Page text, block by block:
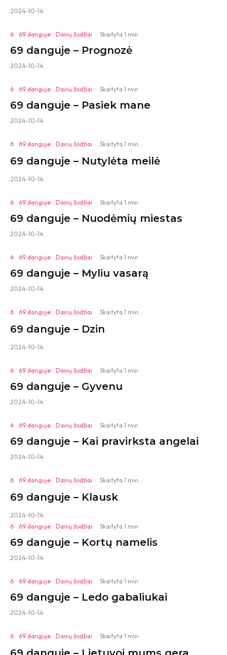
2024-10-14
6 69 danguje Dainų žodžiai · Skaityta 1 min
69 danguje – Prognozė
2024-10-14
6 69 danguje Dainų žodžiai · Skaityta 1 min
69 danguje – Pasiek mane
2024-10-14
6 69 danguje Dainų žodžiai · Skaityta 1 min
69 danguje – Nutylėta meilė
2024-10-14
6 69 danguje Dainų žodžiai · Skaityta 1 min
69 danguje – Nuodėmių miestas
2024-10-14
6 69 danguje Dainų žodžiai · Skaityta 1 min
69 danguje – Myliu vasarą
2024-10-14
6 69 danguje Dainų žodžiai · Skaityta 1 min
69 danguje – Dzin
2024-10-14
6 69 danguje Dainų žodžiai · Skaityta 1 min
69 danguje – Gyvenu
2024-10-14
6 69 danguje Dainų žodžiai · Skaityta 1 min
69 danguje – Kai pravirksta angelai
2024-10-14
6 69 danguje Dainų žodžiai · Skaityta 1 min
69 danguje – Klausk
2024-10-14
6
69 danguje Dainų žodžiai · Skaityta 1 min
69 danguje – Kortų namelis
2024-10-14
6 69 danguje Dainų žodžiai · Skaityta 1 min
69 danguje – Ledo gabaliukai
2024-10-14
6 69 danguje Dainų žodžiai · Skaityta 1 min